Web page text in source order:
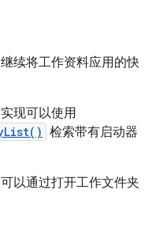
续将工作资料应用的快
现可以使用
检索带有启动器
以通过打开工作文件夹